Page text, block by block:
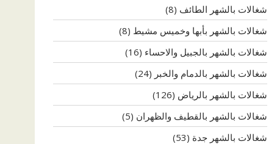
شغالات بالشهر الطائف (8)
شغالات بالشهر بأبها وخميس مشيط (8)
شغالات بالشهر بالجبيل والاحساء (16)
شغالات بالشهر بالدمام والخبر (24)
شغالات بالشهر بالرياض (126)
شغالات بالشهر بالقطيف والظهران (5)
شغالات بالشهر جدة (53)